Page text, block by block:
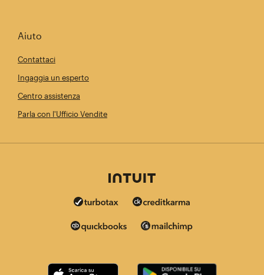
Aiuto
Contattaci
Ingaggia un esperto
Centro assistenza
Parla con l'Ufficio Vendite